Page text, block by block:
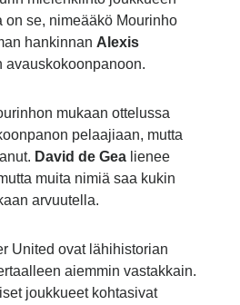
on se, nimeääkö Mourinho
hankinnan Alexis
avauskokoonpanoon.
mukaan ottelussa
pelaajiaan, mutta
David de Gealienee
muita nimiä saa kukin
arvuutella.
United ovat lähihistorian
aiemmin vastakkain.
joukkueet kohtasivat